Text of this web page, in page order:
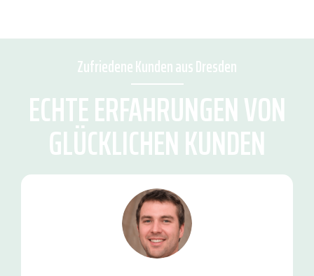
Zufriedene Kunden aus Dresden
ECHTE ERFAHRUNGEN VON
GLÜCKLICHEN KUNDEN